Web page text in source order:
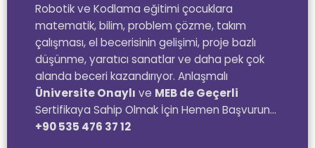
Robotik ve Kodlama eğitimi çocuklara
matematik, bilim, problem çözme, takım
çalışması, el becerisinin gelişimi, proje bazlı
düşünme, yaratıcı sanatlar ve daha pek çok
alanda beceri kazandırıyor. Anlaşmalı
Üniversite Onaylı ve MEB de Geçerli
Sertifikaya Sahip Olmak İçin Hemen Başvurun…
+90 535 476 37 12